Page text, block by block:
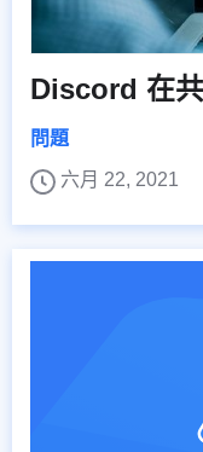
Discord 在
問題
六月 22, 2021